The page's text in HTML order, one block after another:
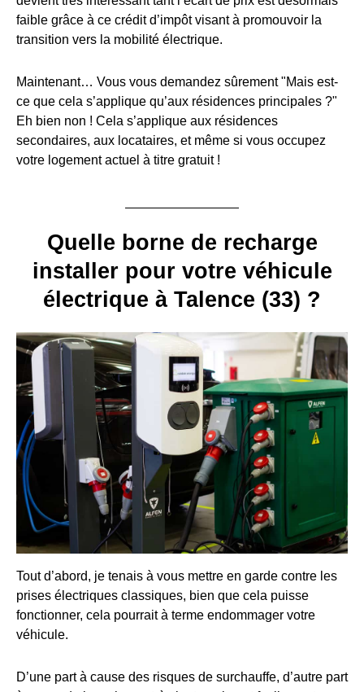
faible grâce à ce crédit d’impôt visant à promouvoir la
transition vers la mobilité électrique.
Maintenant… Vous vous demandez sûrement "Mais est-
ce que cela s’applique qu’aux résidences principales ?"
Eh bien non ! Cela s’applique aux résidences
secondaires, aux locataires, et même si vous occupez
votre logement actuel à titre gratuit !
Quelle borne de recharge
installer pour votre véhicule
électrique à Talence (33) ?
Tout d’abord, je tenais à vous mettre en garde contre les
prises électriques classiques, bien que cela puisse
fonctionner, cela pourrait à terme endommager votre
véhicule.
D’une part à cause des risques de surchauffe, d’autre part